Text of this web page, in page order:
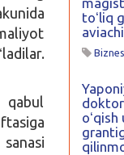
toʻliq
oʻqish